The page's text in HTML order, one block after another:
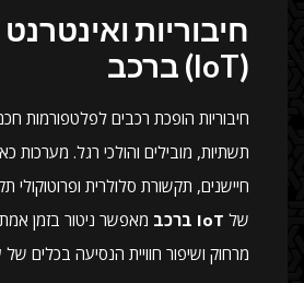
חיבוריות
(IoT) ברכב
חיבוריות הופכת רכבים לפלטפורמות
תשתיות, מובילים והולכי רגל. מערכות
חיישנים, תקשורת סלולרית ופרוטוקולי
של IoT ברכב
מאפשר ניטור בזמן
מרחוק ושיפור חוויית הנסיעה בכלים